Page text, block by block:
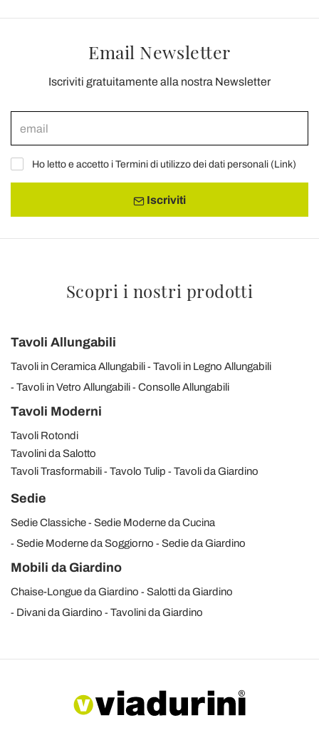
Email Newsletter
Iscriviti gratuitamente alla nostra Newsletter
Ho letto e accetto i Termini di utilizzo dei dati personali (Link)
Iscriviti
Scopri i nostri prodotti
Tavoli Allungabili
Tavoli in Ceramica Allungabili
Tavoli in Legno Allungabili
Tavoli in Vetro Allungabili
Consolle Allungabili
Tavoli Moderni
Tavoli Rotondi
Tavolini da Salotto
Tavoli Trasformabili
Tavolo Tulip Tavoli da Giardino
Sedie
Sedie Classiche
Sedie Moderne da Cucina
Sedie Moderne da Soggiorno
Sedie da Giardino
Mobili da Giardino
Chaise-Longue da Giardino
Salotti da Giardino
Divani da Giardino
Tavolini da Giardino